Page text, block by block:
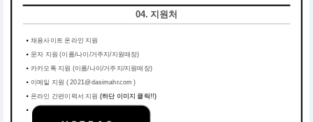
04. 지원처
채용사이트 온라인 지원
문자 지원 (이름/나이/거주지/지원매장)
카카오톡 지원 (이름/나이/거주지/지원매장)
이메일 지원 ( 2021@dasimahr.com )
온라인 간편이력서 지원 (하단 이미지 클릭!!)